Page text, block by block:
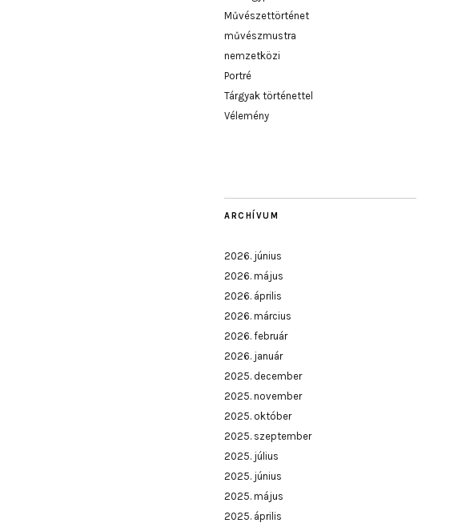
Művészettörténet
művészmustra
nemzetközi
Portré
Tárgyak történettel
Vélemény
ARCHÍVUM
2026. június
2026. május
2026. április
2026. március
2026. február
2026. január
2025. december
2025. november
2025. október
2025. szeptember
2025. július
2025. június
2025. május
2025. április